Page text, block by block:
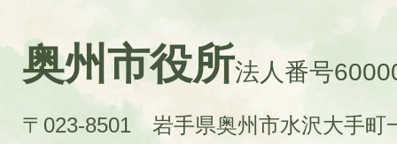
奥州市役所法人番号
〒023-8501 岩手県奥州市水沢大手町